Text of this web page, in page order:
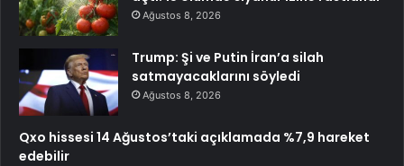
Ağustos 8, 2026
Trump: Şi ve Putin İran’a silah
satmayacaklarını söyledi
Ağustos 8, 2026
Qxo hissesi 14 Ağustos’taki açıklamada %7,9 hareket
edebilir